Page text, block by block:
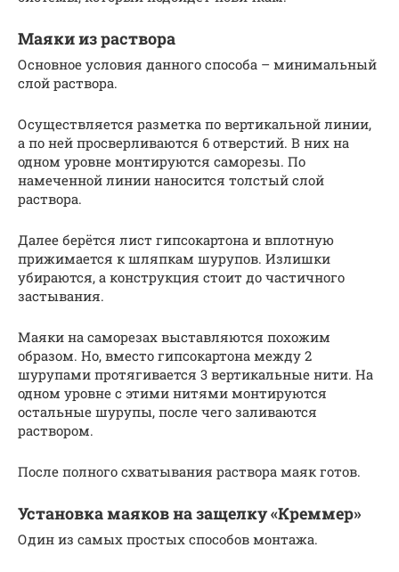
Маяки из раствора
Основное условия данного способа – минимальный
слой раствора.
Осуществляется разметка по вертикальной линии,
а по ней просверливаются 6 отверстий. В них на
одном уровне монтируются саморезы. По
намеченной линии наносится толстый слой
раствора.
Далее берётся лист гипсокартона и вплотную
прижимается к шляпкам шурупов. Излишки
убираются, а конструкция стоит до частичного
застывания.
Маяки на саморезах выставляются похожим
образом. Но, вместо гипсокартона между 2
шурупами протягивается 3 вертикальные нити. На
одном уровне с этими нитями монтируются
остальные шурупы, после чего заливаются
раствором.
После полного схватывания раствора маяк готов.
Установка маяков на защелку «Креммер»
Один из самых простых способов монтажа.